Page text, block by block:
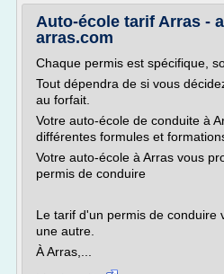
Auto-école tarif Arras -
arras.com
Chaque permis est spécifique,
Tout dépendra de si vous
au forfait.
Votre auto-école de conduite à
différentes formules et
Votre auto-école à Arras vous
permis de conduire
Le tarif d'un permis de conduire
une autre.
À Arras,...